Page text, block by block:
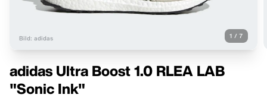
Bild: adidas 1 / 7
adidas Ultra Boost 1.0 RLEA LAB
"Sonic Ink"